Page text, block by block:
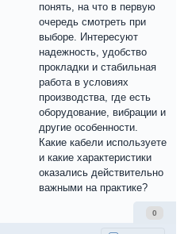
понять, на что в первую
очередь смотреть при
выборе. Интересуют
надежность, удобство
прокладки и стабильная
работа в условиях
производства, где есть
оборудование, вибрации и
другие особенности.
Какие кабели используете
и какие характеристики
оказались действительно
важными на практике?
0